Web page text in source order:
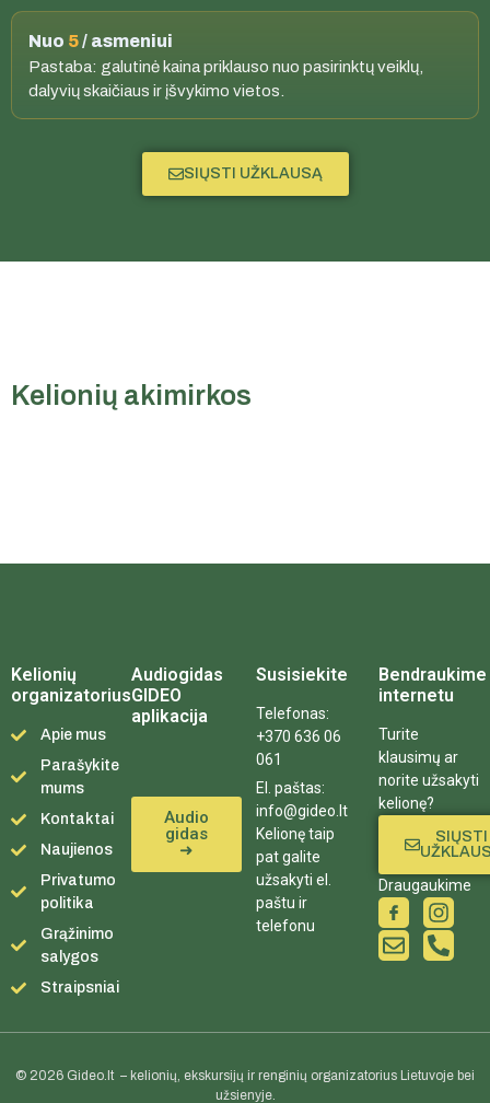
Nuo 5/ asmeniui
Pastaba: galutinė kaina priklauso nuo pasirinktų veiklų,
dalyvių skaičiaus ir įšvykimo vietos.
SIŲSTI UŽKLAUSĄ
Kelionių akimirkos
Kelionių
organizatorius
Apie mus
Parašykite
mums
Kontaktai
Naujienos
Privatumo
politika
Grąžinimo
salygos
Straipsniai
Audiogidas
GIDEO
aplikacija
Audio
gidas
➜
Susisiekite
Telefonas:
+370 636 06
061
El. paštas:
info@gideo.lt
Kelionę taip
pat galite
užsakyti el.
paštu ir
telefonu
Bendraukime
internetu
Turite
klausimų ar
norite užsakyti
kelionę?
SIŲSTI
Draugaukime
© 2026 Gideo.lt – kelionių, ekskursijų ir renginių organizatorius Lietuvoje bei
užsienyje.